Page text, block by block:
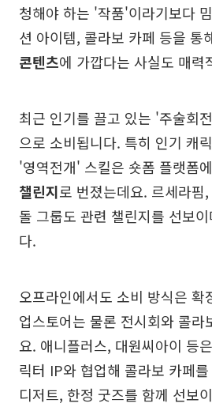
청해야 하는 '작품'이라기보다
션 아이템, 콜라보 카페 등을 통
콘텐츠에 가깝다는 사실도 매력
최근 인기를 끌고 있는 '주술회
으로 소비됩니다. 특히 인기 캐
'영역전개' 스킬은 숏폼 플랫폼
챌린지로 번졌는데요. 르세라핌
돌 그룹도 관련 챌린지를 선보
다.
오프라인에서도 소비 방식은 확
업스토어는 물론 전시회와 콜라
요. 애니플러스, 대원씨아이 등
릭터 IP와 협업해 콜라보 카페
디저트, 한정 굿즈를 함께 선보